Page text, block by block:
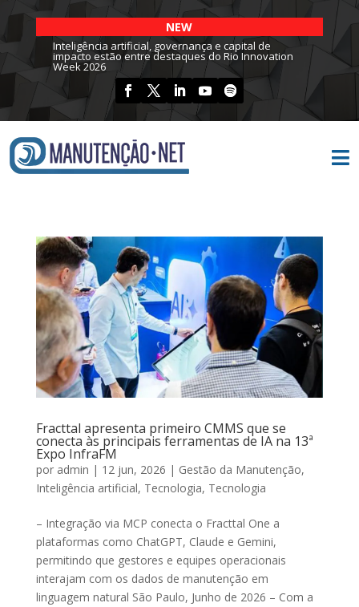
NEW
Inteligência artificial, governança e capital de
impacto estão entre destaques do Rio Innovation
Week 2026

Fracttal apresenta primeiro CMMS que se
conecta às principais ferramentas de IA na 13ª
Expo InfraFM
por admin | 12 jun, 2026 | Gestão da Manutenção,
Inteligência artificial, Tecnologia, Tecnologia
– Integração via MCP conecta o Fracttal One a
plataformas como ChatGPT, Claude e Gemini,
permitindo que gestores e equipes operacionais
interajam com os dados de manutenção em
linguagem natural São Paulo, Junho de 2026 – Com a